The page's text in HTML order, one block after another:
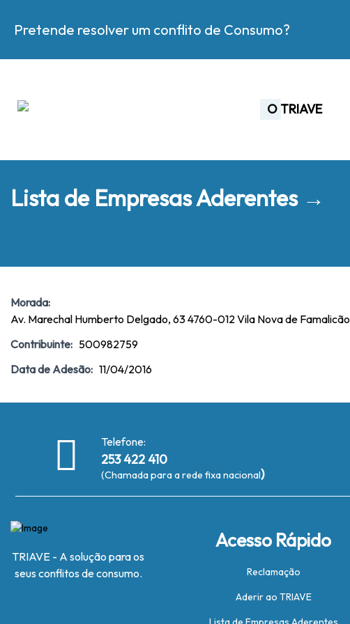
Pretende resolver um conflito de Consumo?
O TRIAVE
Lista de Empresas Aderentes →
Morada:
Av. Marechal Humberto Delgado, 63 4760-012 Vila Nova de Famalicão
Contribuinte: 500982759
Data de Adesão: 11/04/2016
Telefone:
253 422 410
(Chamada para a rede fixa nacional)
TRIAVE - A solução para os
seus conflitos de consumo.
Acesso Rápido
Reclamação
Aderir ao TRIAVE